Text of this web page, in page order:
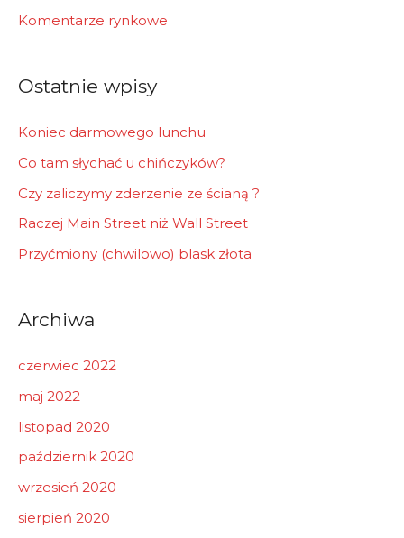
fKomentarze rynkowe
Ostatnie wpisy
Koniec darmowego lunchu
Co tam słychać u chińczyków?
Czy zaliczymy zderzenie ze ścianą ?
Raczej Main Street niż Wall Street
Przyćmiony (chwilowo) blask złota
Archiwa
czerwiec 2022
maj 2022
listopad 2020
październik 2020
wrzesień 2020
sierpień 2020